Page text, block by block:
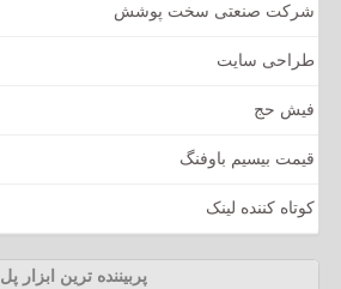
شرکت صنعتی سخت پوشش
طراحی سایت
فیش حج
قیمت بیسیم باوفنگ
کوتاه کننده لینک
پربیننده ترین ابزار پل